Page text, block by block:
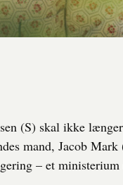
(S) skal ikke
mand, Jacob
– et